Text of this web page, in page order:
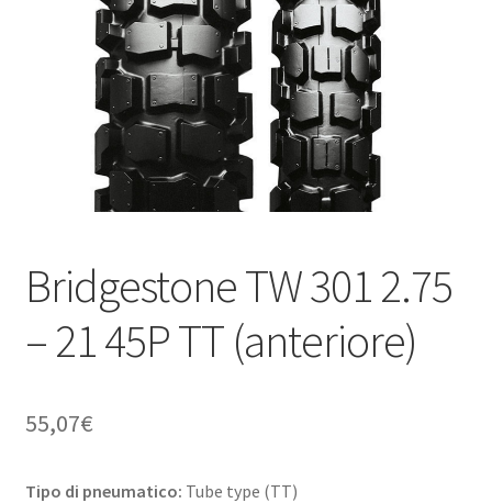
Bridgestone TW 301 2.75
– 21 45P TT (anteriore)
55,07€
Tipo di pneumatico: Tube type (TT)